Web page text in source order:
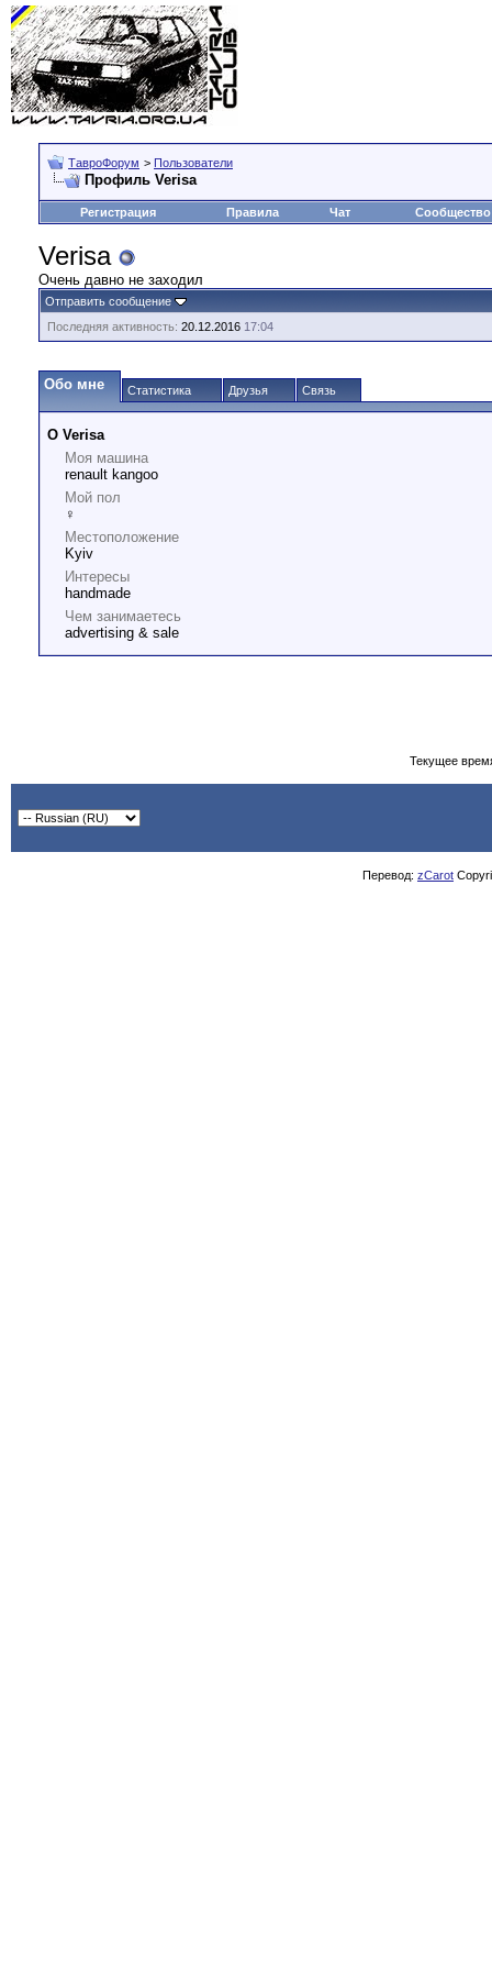
ТавроФорум > Пользователи
Профиль Verisа
Регистрация Правила Чат Сообщество
Verisа
Очень давно не заходил
Отправить сообщение
Последняя активность: 20.12.2016 17:04
Обо мне Статистика Друзья Связь
О Verisа
Моя машина
renault kangoo
Мой пол
♀
Местоположение
Kyiv
Интересы
handmade
Чем занимаетесь
advertising & sale
Текущее
Перевод: zCarot